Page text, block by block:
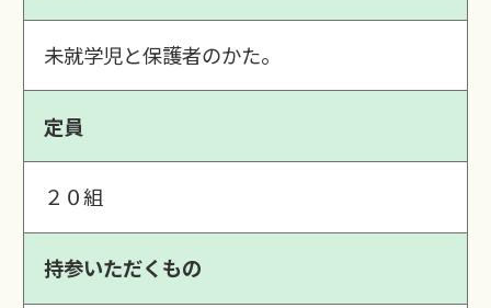
未就学児と保護者のかた。
定員
２０組
持参いただくもの